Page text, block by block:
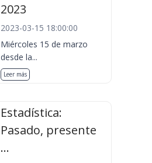
2023
2023-03-15 18:00:00
Miércoles 15 de marzo
desde la...
Leer más
Estadística:
Pasado, presente
...